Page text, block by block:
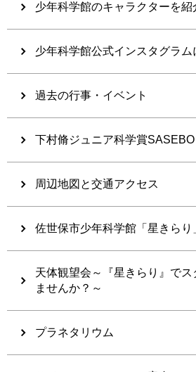
少年科学館のキャラクターを紹
少年科学館公式インスタグラム
過去の行事・イベント
下村脩ジュニア科学賞SASEBO
周辺地図と交通アクセス
佐世保市少年科学館「星きらり
天体観望会～『星きらり』で
ませんか？～
プラネタリウム